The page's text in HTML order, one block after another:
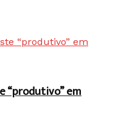
“produtivo” em